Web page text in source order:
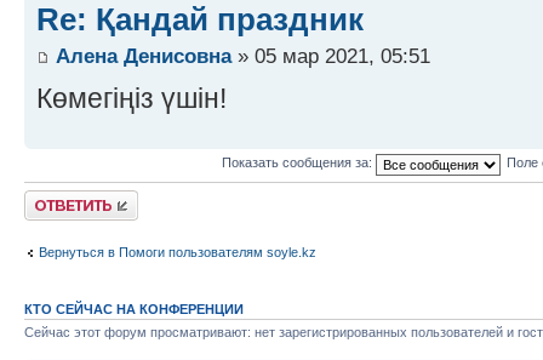
Re: Қандай праздник
Алена Денисовна» 05 мар 2021, 05:51
Көмегіңіз үшін!
Показать сообщения за: Поле
Ответить
Вернуться в Помоги пользователям soyle.kz
КТО СЕЙЧАС НА КОНФЕРЕНЦИИ
Сейчас этот форум просматривают: нет зарегистрированных пользователей и